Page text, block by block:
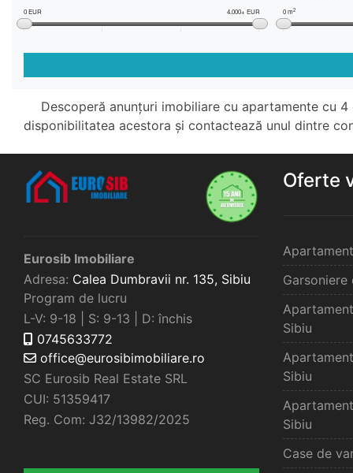
0 EUR 4.000+ EUR 0 m2
Descoperă anunțuri imobiliare cu apartamente cu
disponibilitatea acestora și contactează unul dintre
Eurosib Imobiliare
Adresa: Calea Dumbravii nr. 135, Sibiu
Program de lucru
L-V: 9-18 | S: 9-13 | D: închis
0745633772
office@eurosibimobiliare.ro
SC Eurosib Real Estate SRL
CUI: 51359417
Reg. Com: J32/13982/2025
Oferte
Garsoniere
Sibiu
Sibiu
Sibiu
Case de